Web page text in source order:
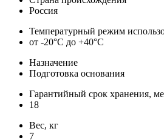
Россия
Температурный режим
от -20°С до +40°С
Назначение
Подготовка основания
Гарантийный срок хранения,
18
Вес, кг
7